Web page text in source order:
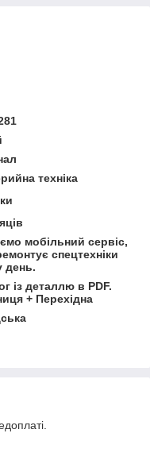
техніка
мобільний сервіс,
спецтехніки
день.
із деталлю в PDF.
+ Перехідна